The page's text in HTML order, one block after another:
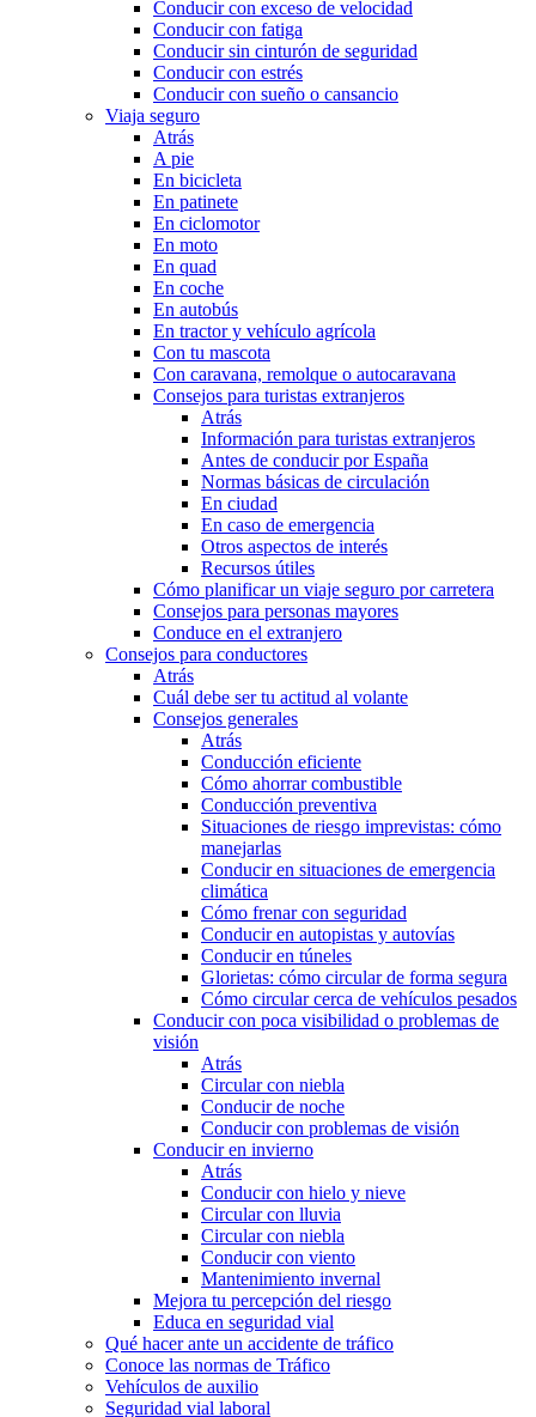
Conducir con exceso de velocidad
Conducir con fatiga
Conducir sin cinturón de seguridad
Conducir con estrés
Conducir con sueño o cansancio
Viaja seguro
Atrás
A pie
En bicicleta
En patinete
En ciclomotor
En moto
En quad
En coche
En autobús
En tractor y vehículo agrícola
Con tu mascota
Con caravana, remolque o autocaravana
Consejos para turistas extranjeros
Atrás
Información para turistas extranjeros
Antes de conducir por España
Normas básicas de circulación
En ciudad
En caso de emergencia
Otros aspectos de interés
Recursos útiles
Cómo planificar un viaje seguro por carretera
Consejos para personas mayores
Conduce en el extranjero
Consejos para conductores
Atrás
Cuál debe ser tu actitud al volante
Consejos generales
Atrás
Conducción eficiente
Cómo ahorrar combustible
Conducción preventiva
Situaciones de riesgo imprevistas: cómo
manejarlas
Conducir en situaciones de emergencia
climática
Cómo frenar con seguridad
Conducir en autopistas y autovías
Conducir en túneles
Glorietas: cómo circular de forma segura
Cómo circular cerca de vehículos pesados
Conducir con poca visibilidad o problemas de
visión
Atrás
Circular con niebla
Conducir de noche
Conducir con problemas de visión
Conducir en invierno
Atrás
Conducir con hielo y nieve
Circular con lluvia
Circular con niebla
Conducir con viento
Mantenimiento invernal
Mejora tu percepción del riesgo
Educa en seguridad vial
Qué hacer ante un accidente de tráfico
Conoce las normas de Tráfico
Vehículos de auxilio
Seguridad vial laboral